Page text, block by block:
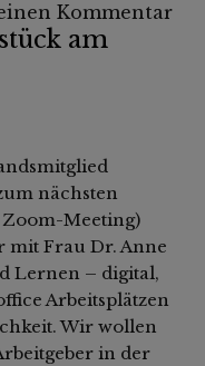
Kommentar
am
nächsten
Meeting)
mit Frau Dr. Anne
Lernen – digital,
Arbeitsplätzen
Wir wollen
in der